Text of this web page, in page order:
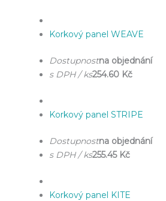
Korkový panel WEAVE
Dostupnostna objednání
s DPH / ks254.60 Kč
Korkový panel STRIPE
Dostupnostna objednání
s DPH / ks255.45 Kč
Korkový panel KITE